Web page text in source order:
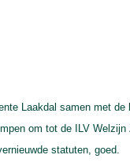
Laakdal samen met de
om tot de ILV Welzijn
statuten, goed.